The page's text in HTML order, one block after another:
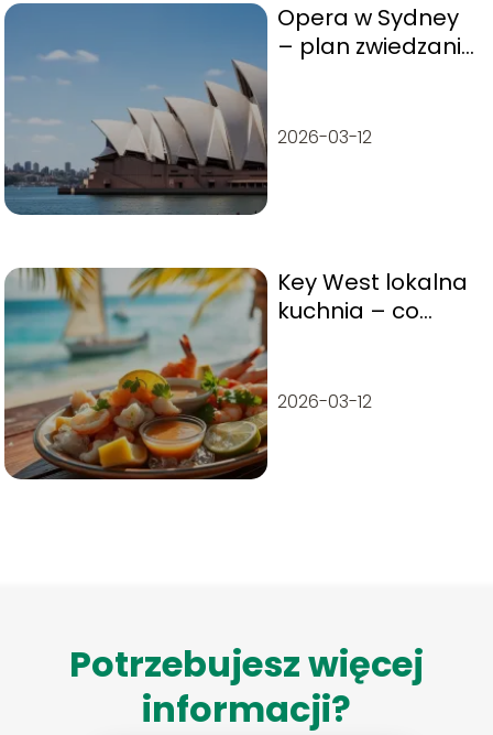
Opera w Sydney
– plan zwiedzania
2026-03-12
Key West lokalna
kuchnia – co
2026-03-12
Potrzebujesz więcej
informacji?